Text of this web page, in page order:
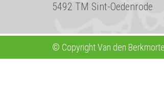
5492 TM Sint-Oedenrode
© Copyright Van den